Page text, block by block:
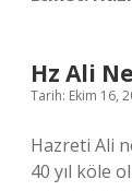
Hz Ali
Tarih: Ekim 16,
Hazreti Ali
40 yıl köle